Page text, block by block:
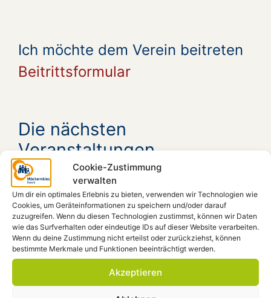
Cookie-Zustimmung
verwalten
Um dir ein optimales Erlebnis zu bieten, verwenden wir Technologien wie
Cookies, um Geräteinformationen zu speichern und/oder darauf
zuzugreifen. Wenn du diesen Technologien zustimmst, können wir Daten
wie das Surfverhalten oder eindeutige IDs auf dieser Website verarbeiten.
Wenn du deine Zustimmung nicht erteilst oder zurückziehst, können
bestimmte Merkmale und Funktionen beeinträchtigt werden.
Akzeptieren
Ich möchte dem Verein beitreten
Beitrittsformular
Die nächsten
Veranstaltungen
Aug. 5, 19:00KUNST GEGEN RECHTS
Aug. 8, 14:00Prüfen rettet Freiheit und
Demokratie #prüfOrt: Pariser Platz -
Brandenburger Tor
Aug. 8, 19:00Vernissage: Künstler-Innen aus
Bad Harzburg stellen ausOrt: Möca, Forum,
Beratungsraum